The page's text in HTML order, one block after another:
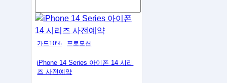
카드10% 프로모션
iPhone 14 Series 아이폰 14 시리
즈 사전예약